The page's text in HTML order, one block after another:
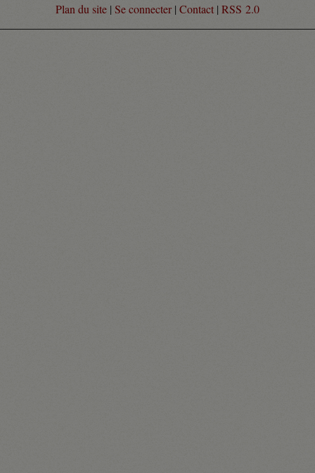
Plan du site | Se connecter| Contact | RSS 2.0